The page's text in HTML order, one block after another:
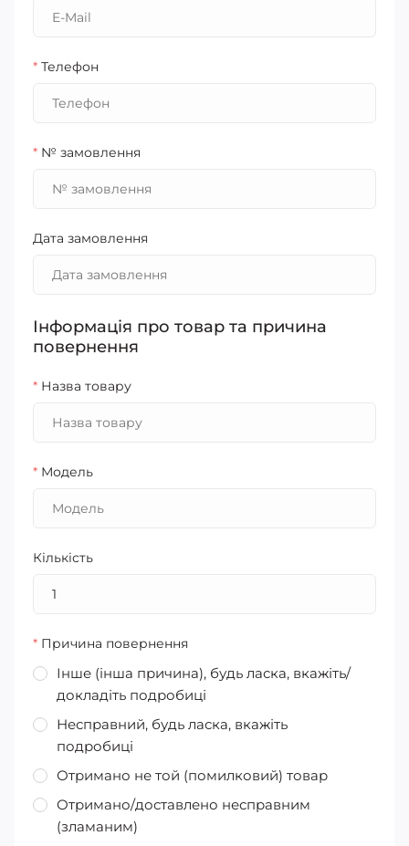
* Телефон
* № замовлення
Дата замовлення
Інформація про товар та причина
повернення
* Назва товару
* Модель
Кількість
* Причина повернення
Інше (інша причина), будь ласка, вкажіть/
докладіть подробиці
Несправний, будь ласка, вкажіть
подробиці
Отримано не той (помилковий) товар
Отримано/доставлено несправним
(зламаним)